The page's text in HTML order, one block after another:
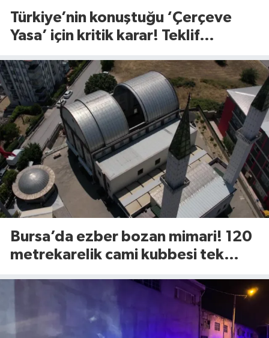
Türkiye’nin konuştuğu ‘Çerçeve
Yasa’ için kritik karar! Teklif
Bursa’da ezber bozan mimari! 120
metrekarelik cami kubbesi tek